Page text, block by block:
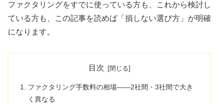
ファクタリングをすでに使っている方も、これから検討し
ている方も、この記事を読めば「損しない選び方」が明確
になります。
目次
ファクタリング手数料の相場——2社間・3社間で大き
く異なる